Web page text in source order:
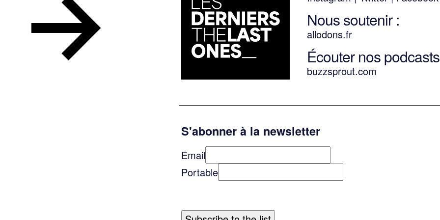
Nous soutenir :
allodons.fr
Écouter nos
buzzsprout.com
S'abonner à la newsletter
Email
Portable